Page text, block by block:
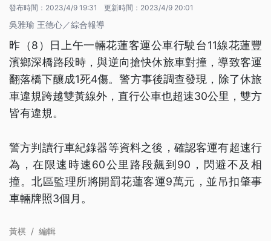
發布時間： 2023/4/9 19:31 更新時間： 2023/4/9 20:01
吳雅瑜 王德心／綜合報導
昨（8）日上午一輛花蓮客運公車行駛台11線花蓮豐
濱鄉深橋路段時，與逆向搶快休旅車對撞，導致客運
翻落橋下釀成1死4傷。警方事後調查發現，除了休旅
車違規跨越雙黃線外，直行公車也超速30公里，雙方
皆有違規。
警方判讀行車紀錄器等資料之後，確認客運有超速行
為，在限速時速60公里路段飆到90，閃避不及相
撞。北區監理所將開罰花蓮客運9萬元，並吊扣肇事
車輛牌照3個月。
黃棋 / 編輯